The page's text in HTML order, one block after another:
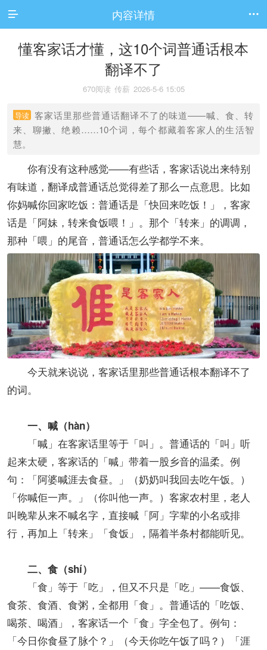
 内容详情 
懂客家话才懂，这10个词普通话根本
翻译不了
670阅读 传薪 2026-5-6 15:05
导读 客家话里那些普通话翻译不了的味道——喊、食、转
来、聊撇、绝赖……10个词，每个都藏着客家人的生活智
慧。
你有没有这种感觉——有些话，客家话说出来特别
有味道，翻译成普通话总觉得差了那么一点意思。比如
你妈喊你回家吃饭：普通话是「快回来吃饭！」，客家
话是「阿妹，转来食饭喂！」。那个「转来」的调调，
那种「喂」的尾音，普通话怎么学都学不来。
今天就来说说，客家话里那些普通话根本翻译不了
的词。
一、喊（hàn）
「喊」在客家话里等于「叫」。普通话的「叫」听
起来太硬，客家话的「喊」带着一股乡音的温柔。例
句：「阿婆喊涯去食昼。」（奶奶叫我回去吃午饭。）
「你喊佢一声。」（你叫他一声。）客家农村里，老人
叫晚辈从来不喊名字，直接喊「阿」字辈的小名或排
行，再加上「转来」「食饭」，隔着半条村都能听见。
二、食（shí）
「食」等于「吃」，但又不只是「吃」——食饭、
食茶、食酒、食粥，全都用「食」。普通话的「吃饭、
喝茶、喝酒」，客家话一个「食」字全包了。例句：
「今日你食昼了脉个？」（今天你吃午饭了吗？）「涯